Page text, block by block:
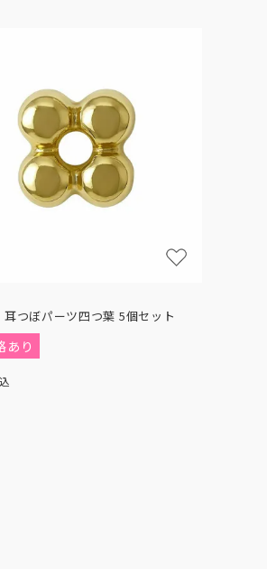
耳つぼパーツ四つ葉 5個セット
あり